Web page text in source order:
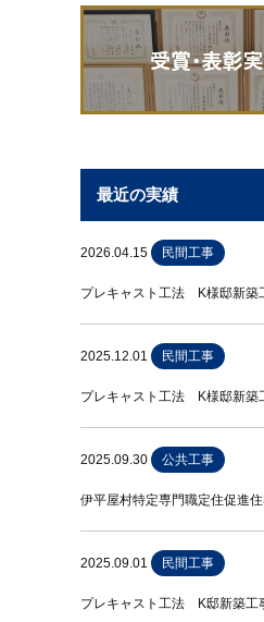
最近の実績
2026.04.15 民間工事
プレキャスト工法 K様邸新築
2025.12.01 民間工事
プレキャスト工法 K様邸新築
2025.09.30 公共工事
伊平屋村特定専門職定住促進
2025.09.01 民間工事
プレキャスト工法 K邸新築